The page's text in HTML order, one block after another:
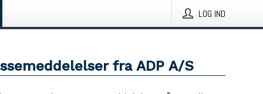
LOG IND
fra ADP A/S